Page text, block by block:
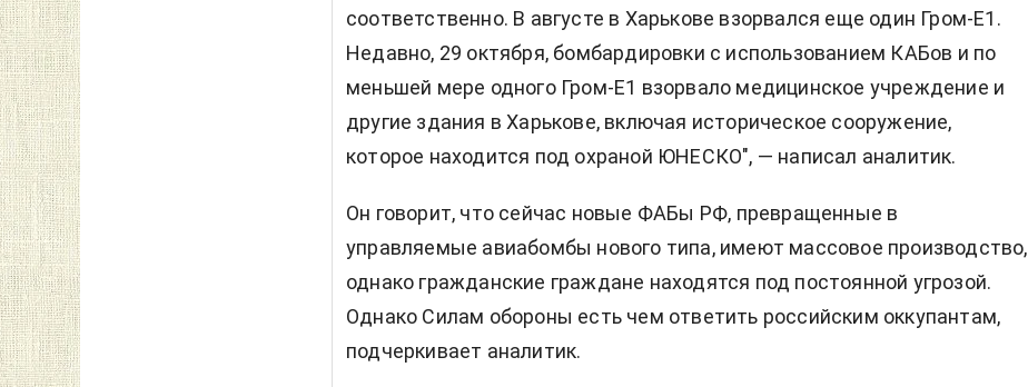
соответственно. В августе в Харькове взорвался еще один Гром-Е1.
Недавно, 29 октября, бомбардировки с использованием КАБов и по
меньшей мере одного Гром-Е1 взорвало медицинское учреждение и
другие здания в Харькове, включая историческое сооружение,
которое находится под охраной ЮНЕСКО", — написал аналитик.
Он говорит, что сейчас новые ФАБы РФ, превращенные в
управляемые авиабомбы нового типа, имеют массовое производство,
однако гражданские граждане находятся под постоянной угрозой.
Однако Силам обороны есть чем ответить российским оккупантам,
подчеркивает аналитик.